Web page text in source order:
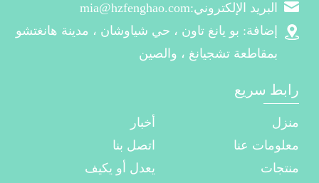
البريد الإلكتروني:mia@hzfenghao.com
إضافة: بو يانغ تاون ، حي شياوشان ، مدينة هانغتشو
بمقاطعة تشجيانغ ، والصين
رابط سريع
منزل
أخبار
معلومات عنا
اتصل بنا
منتجات
يعدل أو يكيف